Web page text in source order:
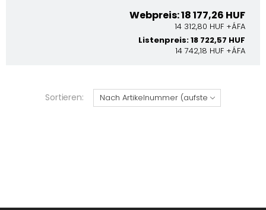
Webpreis: 18 177,26 HUF
14 312,80 HUF +ÁFA
Listenpreis: 18 722,57 HUF
14 742,18 HUF +ÁFA
Sortieren: